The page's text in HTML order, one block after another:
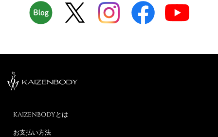
KAIZENBODYとは
お支払い方法